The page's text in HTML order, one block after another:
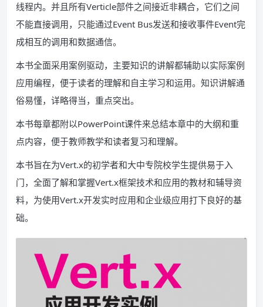
线程内。并且所有Verticle部件之间接近非耦合，它们之间
不能直接调用，只能通过Event Bus发送和接收事件Event完
成相互的调用和数据通信。
本书全面采用案例驱动，主要知识的讲解都辅助以实际案例
应用编程，便于读者的理解和自主学习和运用。知识讲解通
俗易懂，详略得当，重点突出。
本书每章都附以PowerPoint课件来总结本章中的大纲和重
点内容，便于教师教学和读者复习和理解。
本书旨在为Vert.x的初学者和大中专院校学生提供易于入
门，全面了解和掌握Vert.x框架技术和应用的教材和辅导资
料，为使用Vert.x开发实时应用和企业级应用打下良好的基
础。